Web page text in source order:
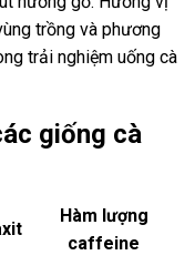
trồng và phương
trải nghiệm uống cà
giống cà
Hàm lượng
caffeine